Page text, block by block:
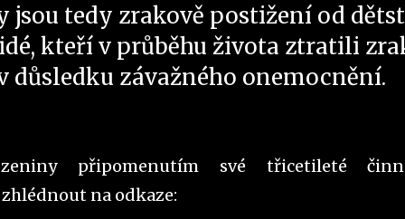
jsou tedy zrakově postižení od
kteří v průběhu života ztratili
důsledku závažného onemocnění.
připomenutím své třicetileté
na odkaze: